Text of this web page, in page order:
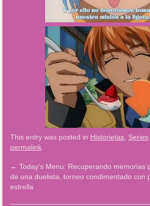
This entry was posted in Historietas Series
permalink
← Today’s Menu: Recuperando memorias
de una duelista, torneo condimentado con
estrella